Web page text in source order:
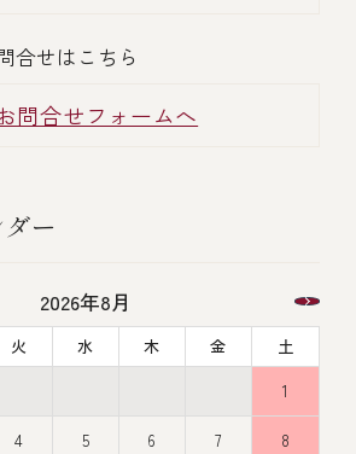
合せはこちら
問合せフォームへ
ー
2026年8月
火 水 木 金
土
1
4 5 6 7 8